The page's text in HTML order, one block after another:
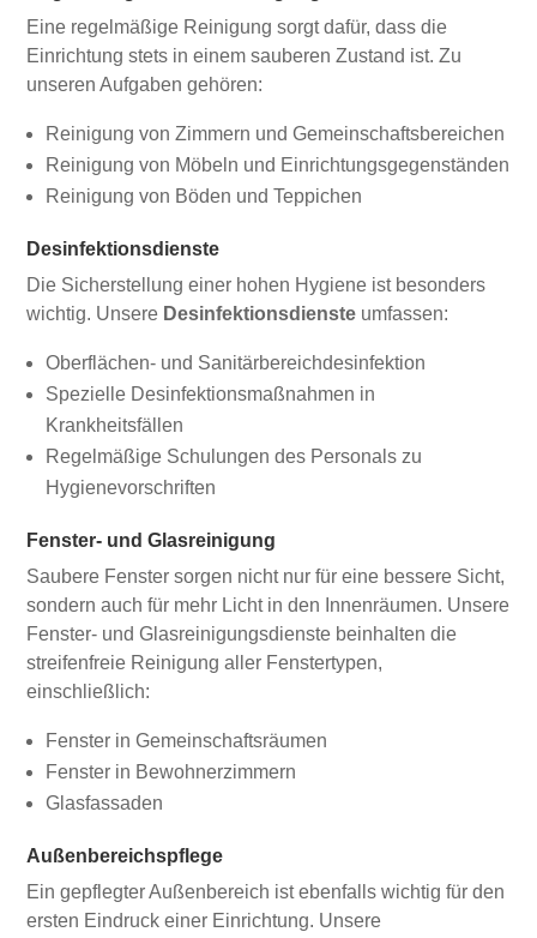
Eine regelmäßige Reinigung sorgt dafür, dass die
Einrichtung stets in einem sauberen Zustand ist. Zu
unseren Aufgaben gehören:
Reinigung von Zimmern und Gemeinschaftsbereichen
Reinigung von Möbeln und Einrichtungsgegenständen
Reinigung von Böden und Teppichen
Desinfektionsdienste
Die Sicherstellung einer hohen Hygiene ist besonders
wichtig. Unsere Desinfektionsdienste umfassen:
Oberflächen- und Sanitärbereichdesinfektion
Spezielle Desinfektionsmaßnahmen in
Krankheitsfällen
Regelmäßige Schulungen des Personals zu
Hygienevorschriften
Fenster- und Glasreinigung
Saubere Fenster sorgen nicht nur für eine bessere Sicht,
sondern auch für mehr Licht in den Innenräumen. Unsere
Fenster- und Glasreinigungsdienste beinhalten die
streifenfreie Reinigung aller Fenstertypen,
einschließlich:
Fenster in Gemeinschaftsräumen
Fenster in Bewohnerzimmern
Glasfassaden
Außenbereichspflege
Ein gepflegter Außenbereich ist ebenfalls wichtig für den
ersten Eindruck einer Einrichtung. Unsere